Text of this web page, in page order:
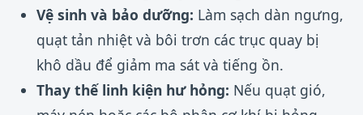
Vệ sinh và bảo dưỡng: Làm sạch dàn ngưng,
quạt tản nhiệt và bôi trơn các trục quay bị
khô dầu để giảm ma sát và tiếng ồn.
Thay thế linh kiện hư hỏng: Nếu quạt gió,